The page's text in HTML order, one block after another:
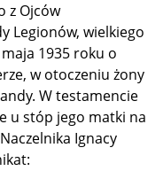
z Ojców
Legionów, wielkiego
1935 roku o
w otoczeniu żony
W testamencie
u stóp jego matki na
Ignacy